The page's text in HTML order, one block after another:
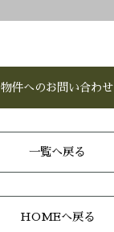
物件へのお問い合わせ
一覧へ戻る
HOMEへ戻る